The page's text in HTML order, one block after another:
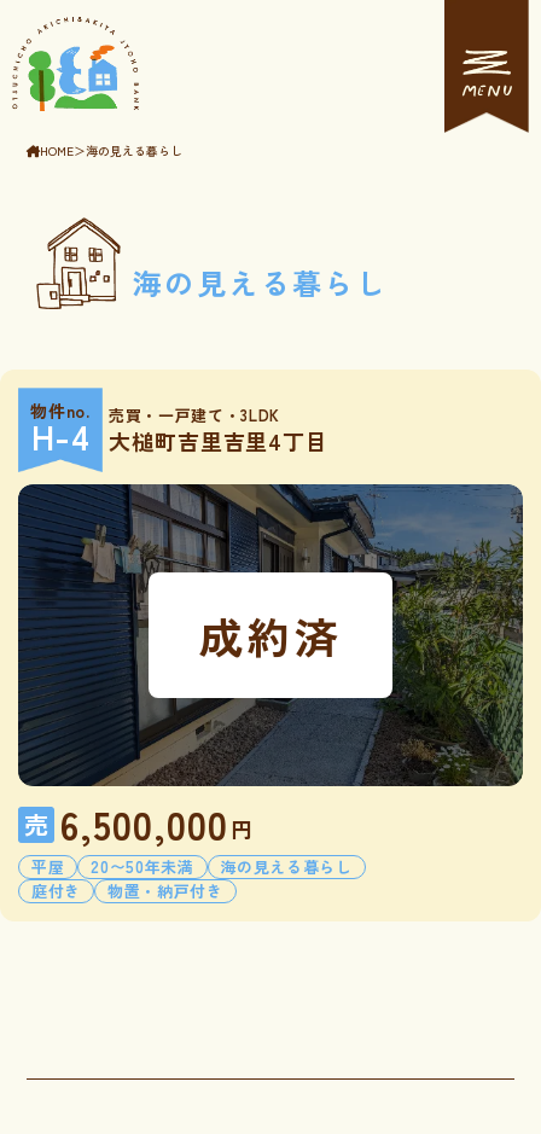
MENU
HOME＞海の見える暮らし
海の見える暮らし
物件no.
H-4 売買・一戸建て・3LDK
大槌町吉里吉里4丁目
成約済
売 6,500,000 円
平屋 20〜50年未満
海の見える暮らし
庭付き
物置・納戸付き